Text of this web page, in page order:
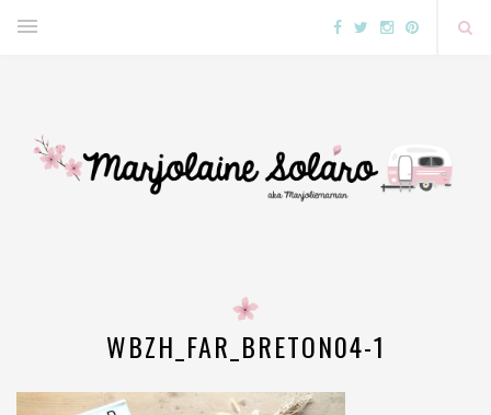
WBZH_FAR_BRETON04-1